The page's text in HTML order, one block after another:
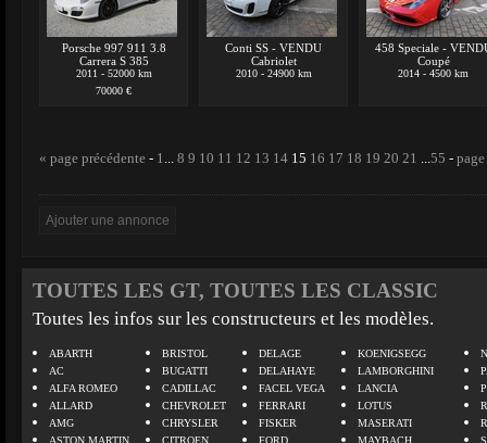
Porsche 997 911 3.8
Carrera S 385
2011 - 52000 km
70000 €
Conti SS - VENDU
Cabriolet
2010 - 24900 km
458 Speciale -
Coupé
2014 - 4500 km
« page précédente - 1... 8 9 10 11 12 13 14 15 16 17 18 19 20 21 ...55 -
TOUTES LES GT, TOUTES LES CLASSIC
Toutes les infos sur les constructeurs et les modèles.
ABARTH
AC
ALFA ROMEO
ALLARD
AMG
ASTON MARTIN
BRISTOL
BUGATTI
CADILLAC
CHEVROLET
CHRYSLER
CITROEN
DELAGE
DELAHAYE
FACEL VEGA
FERRARI
FISKER
FORD
KOENIGSEGG
LAMBORGHINI
LANCIA
LOTUS
MASERATI
MAYBACH